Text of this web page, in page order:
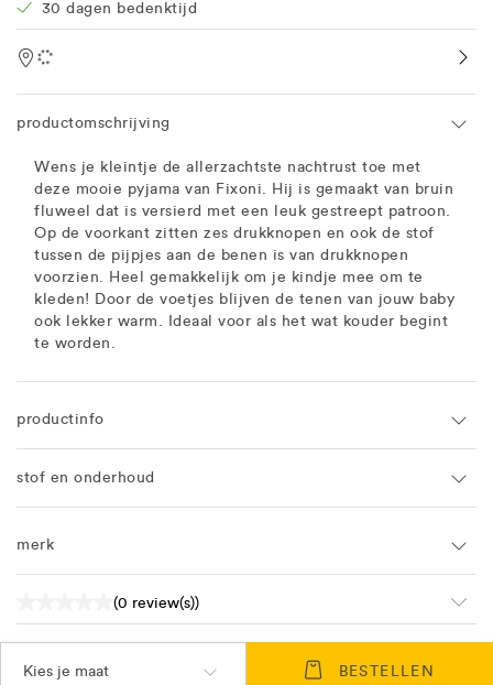
30 dagen bedenktijd
Location
productomschrijving
Wens je kleintje de allerzachtste nachtrust toe met
deze mooie pyjama van Fixoni. Hij is gemaakt van bruin
fluweel dat is versierd met een leuk gestreept patroon.
Op de voorkant zitten zes drukknopen en ook de stof
tussen de pijpjes aan de benen is van drukknopen
voorzien. Heel gemakkelijk om je kindje mee om te
kleden! Door de voetjes blijven de tenen van jouw baby
ook lekker warm. Ideaal voor als het wat kouder begint
te worden.
productinfo
stof en onderhoud
merk
(0 review(s))
Kies je maat BESTELLEN